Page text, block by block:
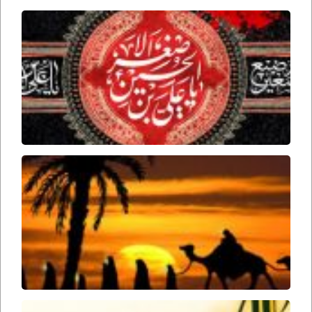
برخورد
حسین
علیه
السلام
با علی
اصغر
علیه
تاریخ
حرکت
اسرای
کربلا
کربلا
به
شام